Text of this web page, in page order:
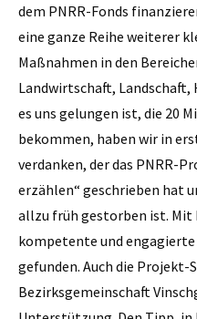
dem PNRR-Fonds
eine ganze Reihe weiterer
Maßnahmen in den
Landwirtschaft, Landschaft,
es uns gelungen ist, die 20
bekommen, haben wir in
verdanken, der das PNRR-
erzählen“ geschrieben hat
allzu früh gestorben ist. Mit
kompetente und
gefunden. Auch die Projekt-
Bezirksgemeinschaft